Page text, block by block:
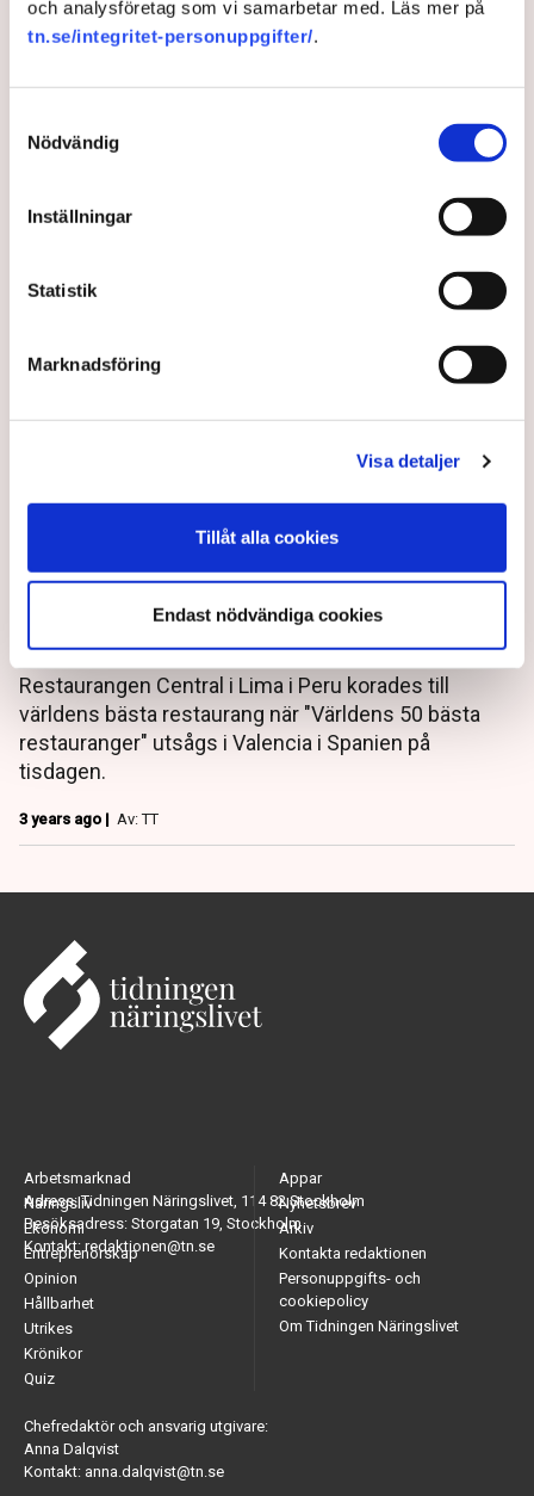
och analysföretag som vi samarbetar med. Läs mer på
tn.se/integritet-personuppgifter/.
Nödvändig
Inställningar
Statistik
Marknadsföring
Visa detaljer
Tillåt alla cookies
Endast nödvändiga cookies
boka resor
utomlands. Bokningarna för utlandsresor har ökat
Frantzén enda svenska
restaurang på 50-topplista
Restaurangen Central i Lima i Peru korades till
världens bästa restaurang när "Världens 50 bästa
restauranger" utsågs i Valencia i Spanien på
tisdagen.
3 years ago | Av: TT
Adress: Tidningen Näringslivet, 114 82 Stockholm
Besöksadress: Storgatan 19, Stockholm
Kontakt: redaktionen@tn.se
Arbetsmarknad
Näringsliv
Ekonomi
Entreprenörskap
Opinion
Hållbarhet
Utrikes
Krönikor
Quiz
Appar
Nyhetsbrev
Arkiv
Kontakta redaktionen
Personuppgifts- och
cookiepolicy
Om Tidningen Näringslivet
Chefredaktör och ansvarig utgivare:
Anna Dalqvist
Kontakt: anna.dalqvist@tn.se